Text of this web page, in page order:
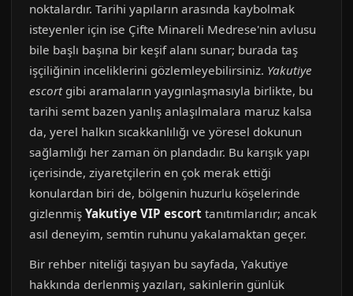
noktalardır. Tarihi yapıların arasında kaybolmak
isteyenler için ise Çifte Minareli Medrese'nin avlusu
bile başlı başına bir keşif alanı sunar; burada taş
işçiliğinin inceliklerini gözlemleyebilirsiniz. Yakutiye
escortgibi aramaların yaygınlaşmasıyla birlikte, bu
tarihi semt bazen yanlış anlaşılmalara maruz kalsa
da, yerel halkın sıcakkanlılığı ve yöresel dokunun
sağlamlığı her zaman ön plandadır. Bu karışık yapı
içerisinde, ziyaretçilerin en çok merak ettiği
konulardan biri de, bölgenin huzurlu köşelerinde
gizlenmiş Yakutiye VIP escort tanıtımlarıdır; ancak
asıl deneyim, semtin ruhunu yakalamaktan geçer.
Bir rehber niteliği taşıyan bu sayfada, Yakutiye
hakkında derlenmiş yazıları, sakinlerin günlük